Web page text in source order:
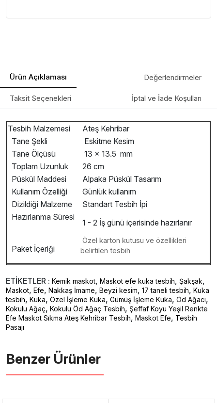
Ürün Açıklaması Değerlendirmeler
Taksit Seçenekleri İptal ve İade Koşulları
Tesbih Malzemesi
Ateş Kehribar
Tane Şekli
Eskitme Kesim
Tane Ölçüsü
13 x 13.5 mm
Toplam Uzunluk
26 cm
Püskül Maddesi
Alpaka Püskül Tasarım
Kullanım Özelliği
Günlük kullanım
Dizildiği Malzeme
Standart Tesbih İpi
Hazırlanma Süresi
1 - 2 İş günü içerisinde hazırlanır
Paket İçeriği
Özel karton kutusu ve özellikleri
belirtilen tesbih
ETİKETLER : Kemik maskot, Maskot efe kuka tesbih, Şakşak,
Maskot, Efe, Nakkaş İmame, Beyzi kesim, 17 taneli tesbih, Kuka
tesbih, Kuka, Özel İşleme Kuka, Gümüş İşleme Kuka, Öd Ağacı,
Kokulu Ağaç, Kokulu Öd Ağaç Tesbih, Şeffaf Koyu Yeşil Renkte
Efe Maskot Sıkma Ateş Kehribar Tesbih, Maskot Efe, Tesbih
Pasajı
Benzer Ürünler ️